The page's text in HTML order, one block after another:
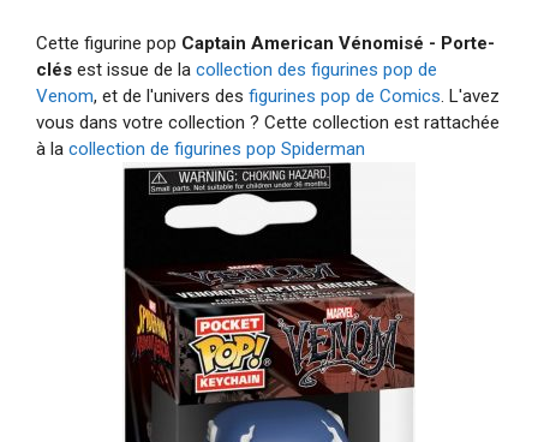
Cette figurine pop Captain American Vénomisé - Porte-
clés est issue de la collection des figurines pop de
Venom, et de l'univers des figurines pop de Comics. L'avez
vous dans votre collection ? Cette collection est rattachée
à la collection de figurines pop Spiderman